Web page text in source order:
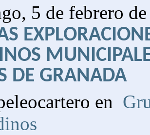
5 de febrero
DE GRANADA
en